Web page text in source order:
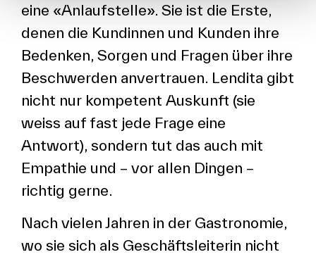
eine «Anlaufstelle». Sie ist die Erste,
denen die Kundinnen und Kunden ihre
Bedenken, Sorgen und Fragen über ihre
Beschwerden anvertrauen. Lendita gibt
nicht nur kompetent Auskunft (sie
weiss auf fast jede Frage eine
Antwort), sondern tut das auch mit
Empathie und – vor allen Dingen –
richtig gerne.
Nach vielen Jahren in der Gastronomie,
wo sie sich als Geschäftsleiterin nicht